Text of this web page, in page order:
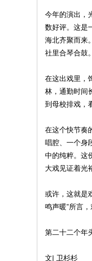
今年的演出，
数好评。这是
海北齐聚而来
社里合琴合鼓。
在这出戏里，
林，通勤时间
到母校排戏，
在这个快节奏
唱腔、一个身
中的纯粹。这
大戏见证着光
或许，这就是
鸣声暖”所言
第二十二个年
文| 卫杉杉